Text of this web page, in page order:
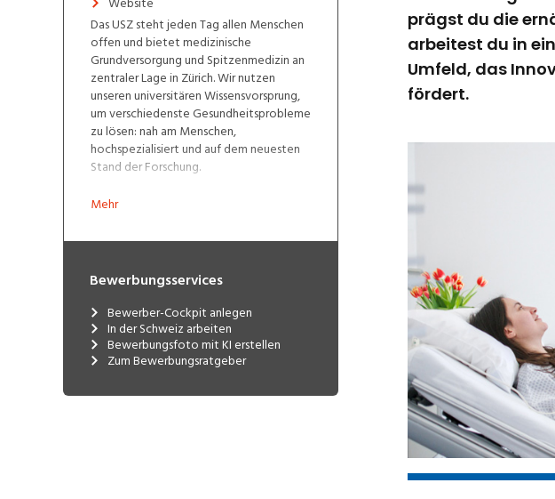
Das USZ steht jeden Tag allen Menschen
offen und bietet medizinische
Grundversorgung und Spitzenmedizin an
zentraler Lage in Zürich. Wir nutzen
unseren universitären Wissensvorsprung,
um verschiedenste Gesundheitsprobleme
zu lösen: nah am Menschen,
hochspezialisiert und auf dem neuesten
Stand der Forschung.
Mehr
Bewerbungsservices
Bewerber-Cockpit anlegen
In der Schweiz arbeiten
Bewerbungsfoto mit KI erstellen
Zum Bewerbungsratgeber